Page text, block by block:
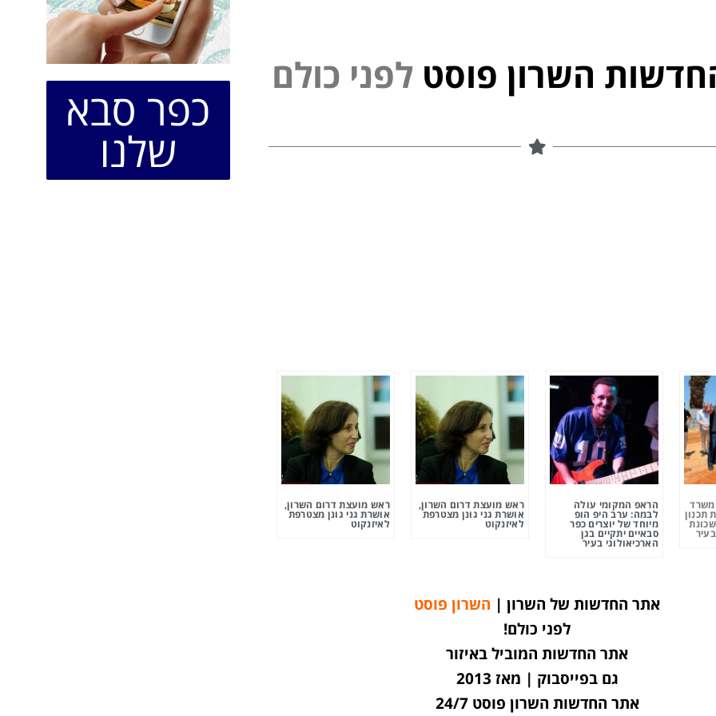
השרון פוסט לפני כולם
תכנון
הראפ המקומי עולה
לבמה: ערב היפ הופ
מיוחד של יוצרים כפר
סבאיים יתקיים בגן
הארכיאולוגי בעיר
ראש מועצת דרום השרון,
אושרת גני גונן מצטרפת
לאיזנקוט
ראש מועצת דרום השרון,
אושרת גני גונן מצטרפת
לאיזנקוט
כפר סבא
שלנו
אתר החדשות של השרון | השרון פוסט
לפני כולם!
אתר החדשות המוביל באיזור
גם בפייסבוק | מאז 2013
אתר החדשות השרון פוסט 24/7